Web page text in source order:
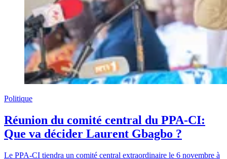
Politique
Réunion du comité central du PPA-CI:
Que va décider Laurent Gbagbo ?
Le PPA-CI tiendra un comité central extraordinaire le 6 novembre à